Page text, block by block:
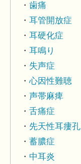
歯痛
耳管開放症
耳硬化症
耳鳴り
失声症
心因性難聴
声帯麻痺
舌痛症
先天性耳瘻孔
蓄膿症
中耳炎